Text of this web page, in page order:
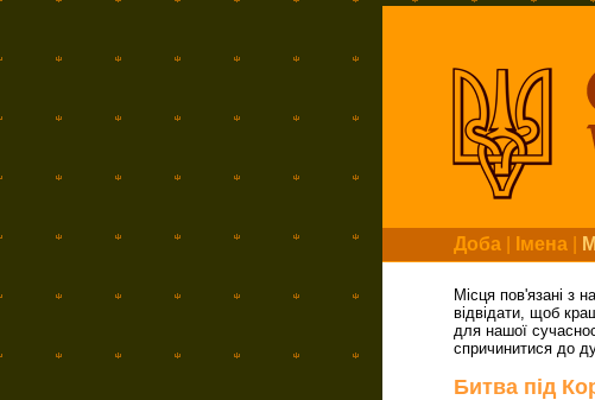
Доба Імена
Місця пов'язані з
відвідати, щоб
для нашої
спричинитися до
Битва під